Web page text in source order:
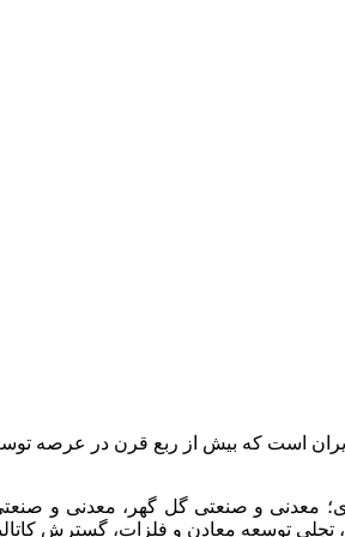
است که بیش از ربع قرن در
معدنی و صنعتی گل گهر، معدنی و
تجلی توسعه معادن و فلزات، گسترش